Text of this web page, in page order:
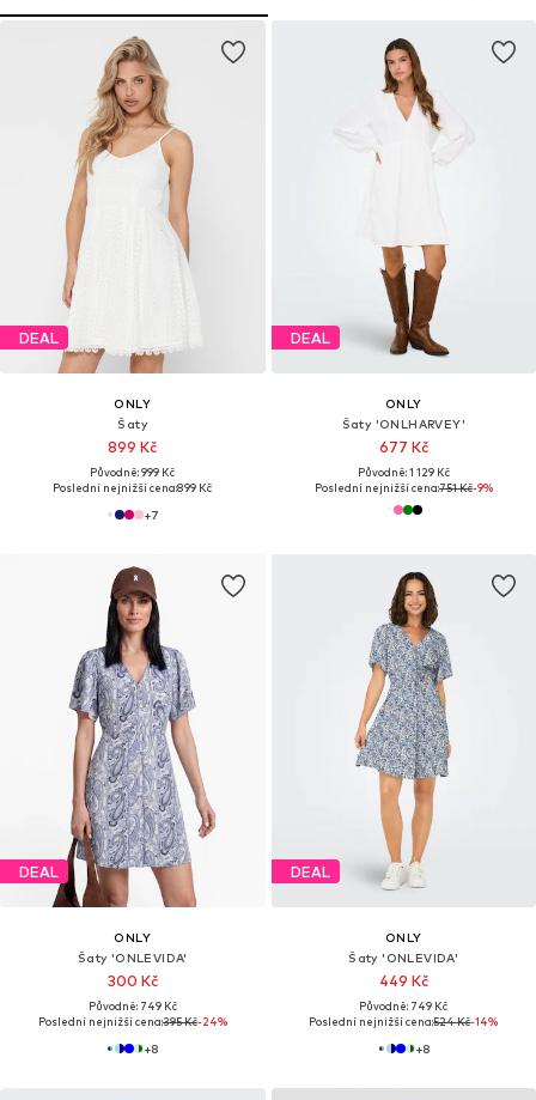
DEAL
ONLY
Šaty
899 Kč
Původně: 999 Kč
Poslední nejnižší cena:899 Kč
+7
DEAL
ONLY
Šaty 'ONLHARVEY'
677 Kč
Původně: 1 129 Kč
Poslední nejnižší cena:751 Kč-9%
DEAL
ONLY
Šaty 'ONLEVIDA'
300 Kč
Původně: 749 Kč
Poslední nejnižší cena:395 Kč-24%
+8
DEAL
ONLY
Šaty 'ONLEVIDA'
449 Kč
Původně: 749 Kč
Poslední nejnižší cena:524 Kč-14%
+8